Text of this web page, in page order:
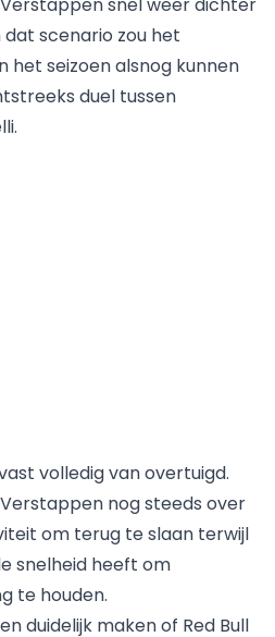
snel weer dichter
dat scenario zou het
het seizoen alsnog kunnen
duel tussen
volledig van overtuigd.
nog steeds over
om terug te slaan terwijl
snelheid heeft om
te houden.
duidelijk maken of Red Bull